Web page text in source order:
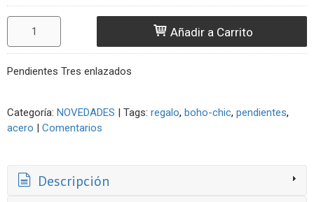
Añadir a Carrito
Pendientes Tres enlazados
Categoría: NOVEDADES | Tags: regalo boho-chic pendientes
acero | Comentarios
Descripción